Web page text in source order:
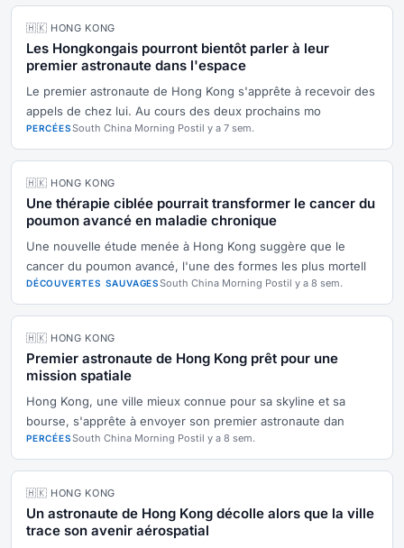
🇭🇰 HONG KONG
Les Hongkongais pourront bientôt parler à leur
premier astronaute dans l'espace
Le premier astronaute de Hong Kong s'apprête à recevoir des
appels de chez lui. Au cours des deux prochains mo
PERCÉESSouth China Morning Postil y a 7 sem.
🇭🇰 HONG KONG
Une thérapie ciblée pourrait transformer le cancer du
poumon avancé en maladie chronique
Une nouvelle étude menée à Hong Kong suggère que le
cancer du poumon avancé, l'une des formes les plus mortell
DÉCOUVERTES SAUVAGESSouth China Morning Postil y a 8 sem.
🇭🇰 HONG KONG
Premier astronaute de Hong Kong prêt pour une
mission spatiale
Hong Kong, une ville mieux connue pour sa skyline et sa
bourse, s'apprête à envoyer son premier astronaute dan
PERCÉESSouth China Morning Postil y a 8 sem.
🇭🇰 HONG KONG
Un astronaute de Hong Kong décolle alors que la ville
trace son avenir aérospatial